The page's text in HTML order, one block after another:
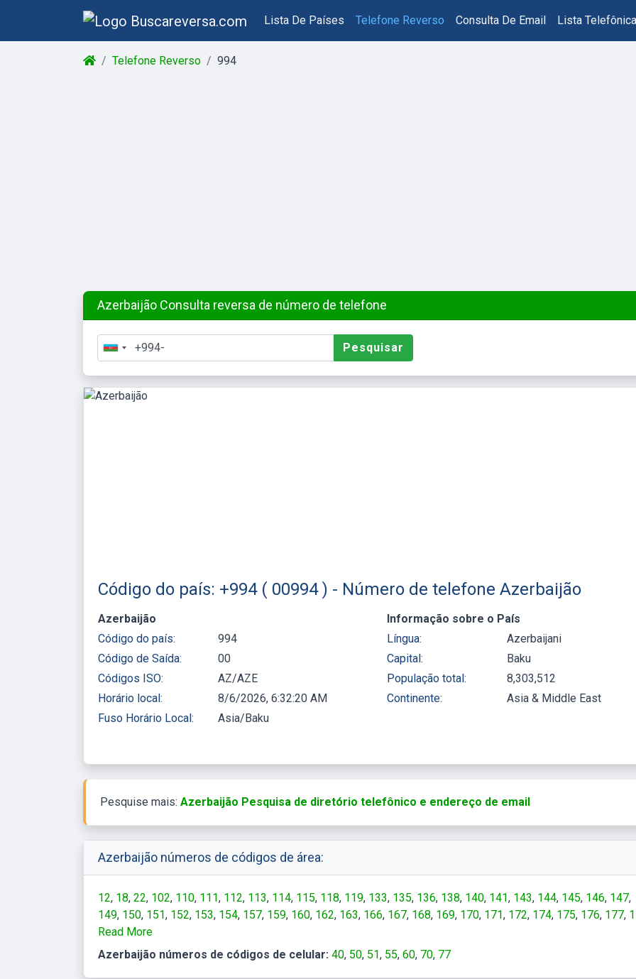
Lista De Países Telefone Reverso Consulta De Email Lista Telefônica
Telefone Reverso 994
Azerbaijão Consulta reversa de número de telefone
Pesquisar
Código do país: +994 ( 00994 ) - Número de telefone Azerbaijão
Azerbaijão
Código do país:
994
Código de Saída:
00
Códigos ISO:
AZ/AZE
Horário local:
8/6/2026, 6:32:20 AM
Fuso Horário Local:
Asia/Baku
Informação sobre o País
Língua:
Azerbaijani
Capital:
Baku
População total:
8,303,512
Continente:
Asia & Middle East
Pesquise mais: Azerbaijão Pesquisa de diretório telefônico e endereço de email
Azerbaijão números de códigos de área:
12 18 22 102 110 111 112 113 114 115 118 119 133 135 136 138 140 141 143 144 145 146 147
149 150 151 152 153 154 157 159 160 162 163 166 167 168 169 170 171 172 174 175 176 177
190 191 192
Read More
Azerbaijão números de códigos de celular: 40 50 51 55 60 70 77